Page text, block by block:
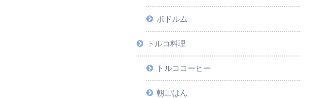
ボドルム
トルコ料理
トルココーヒー
朝ごはん